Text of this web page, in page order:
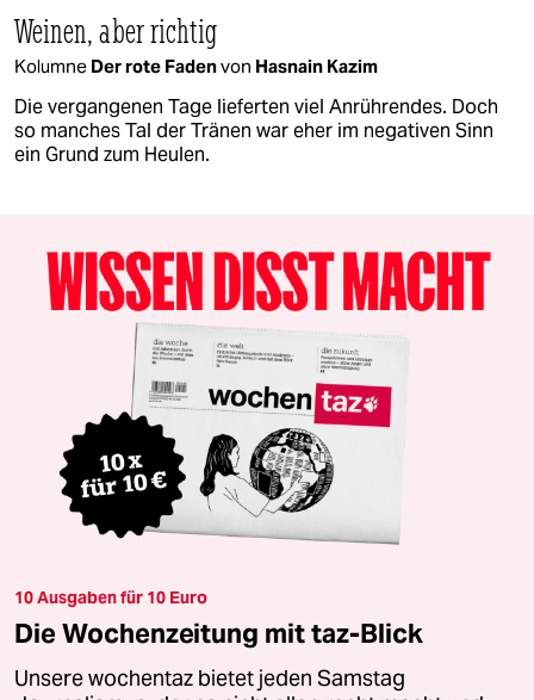
Weinen, aber richtig
Kolumne Der rote Fadenvon Hasnain Kazim
Die vergangenen Tage lieferten viel Anrührendes. Doch
so manches Tal der Tränen war eher im negativen Sinn
ein Grund zum Heulen.
10 Ausgaben für 10 Euro
Die Wochenzeitung mit taz-Blick
Unsere wochentaz bietet jeden Samstag